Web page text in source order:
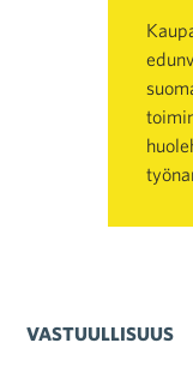
VASTUULLISUUS